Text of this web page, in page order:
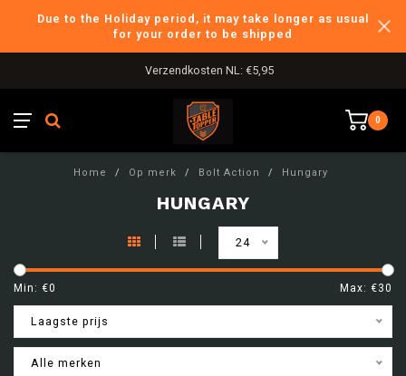
Due to the Holiday period, it may take longer as usual
for your order to be shipped
Verzendkosten NL: €5,95
0
Home / Op merk / Bolt Action / Hungary
HUNGARY
24
Min: €0 Max: €30
Laagste prijs
Alle merken